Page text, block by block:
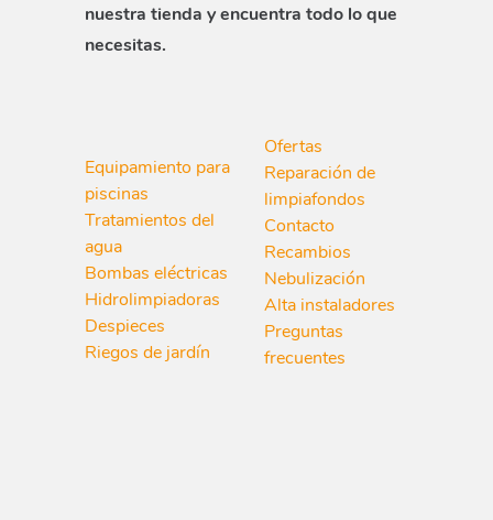
nuestra tienda y encuentra todo lo que
necesitas.
Equipamiento para
piscinas
Tratamientos del
agua
Bombas eléctricas
Hidrolimpiadoras
Despieces
Riegos de jardín
Ofertas
Reparación de
limpiafondos
Contacto
Recambios
Nebulización
Alta instaladores
Preguntas
frecuentes